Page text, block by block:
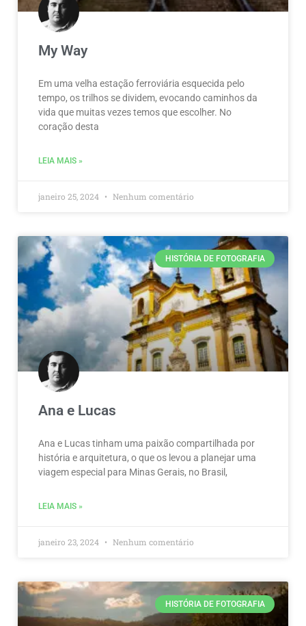
My Way
Em uma velha estação ferroviária esquecida pelo
tempo, os trilhos se dividem, evocando caminhos da
vida que muitas vezes temos que escolher. No
coração desta
LEIA MAIS »
janeiro 25, 2024 Nenhum comentário
HISTÓRIA DE FOTOGRAFIA
Ana e Lucas
Ana e Lucas tinham uma paixão compartilhada por
história e arquitetura, o que os levou a planejar uma
viagem especial para Minas Gerais, no Brasil,
LEIA MAIS »
janeiro 23, 2024 Nenhum comentário
HISTÓRIA DE FOTOGRAFIA